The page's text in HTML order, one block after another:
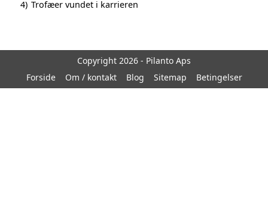
4) Trofæer vundet i karrieren
Copyright 2026 - Pilanto Aps
Forside
Om / kontakt Blog Sitemap Betingelser